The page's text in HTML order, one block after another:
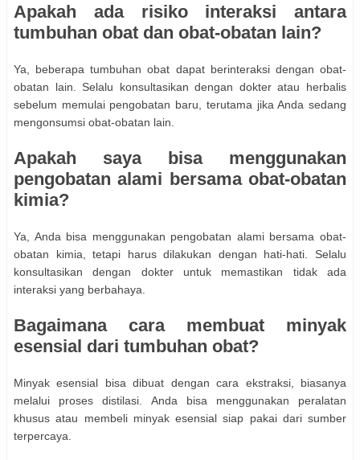
Apakah ada risiko interaksi antara
tumbuhan obat dan obat-obatan lain?
Ya, beberapa tumbuhan obat dapat berinteraksi dengan obat-
obatan lain. Selalu konsultasikan dengan dokter atau herbalis
sebelum memulai pengobatan baru, terutama jika Anda sedang
mengonsumsi obat-obatan lain.
Apakah saya bisa menggunakan
pengobatan alami bersama obat-obatan
kimia?
Ya, Anda bisa menggunakan pengobatan alami bersama obat-
obatan kimia, tetapi harus dilakukan dengan hati-hati. Selalu
konsultasikan dengan dokter untuk memastikan tidak ada
interaksi yang berbahaya.
Bagaimana cara membuat minyak
esensial dari tumbuhan obat?
Minyak esensial bisa dibuat dengan cara ekstraksi, biasanya
melalui proses distilasi. Anda bisa menggunakan peralatan
khusus atau membeli minyak esensial siap pakai dari sumber
terpercaya.